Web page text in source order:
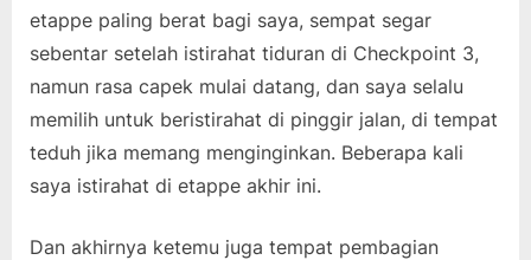
etappe paling berat bagi saya, sempat segar
sebentar setelah istirahat tiduran di Checkpoint 3,
namun rasa capek mulai datang, dan saya selalu
memilih untuk beristirahat di pinggir jalan, di tempat
teduh jika memang menginginkan. Beberapa kali
saya istirahat di etappe akhir ini.
Dan akhirnya ketemu juga tempat pembagian